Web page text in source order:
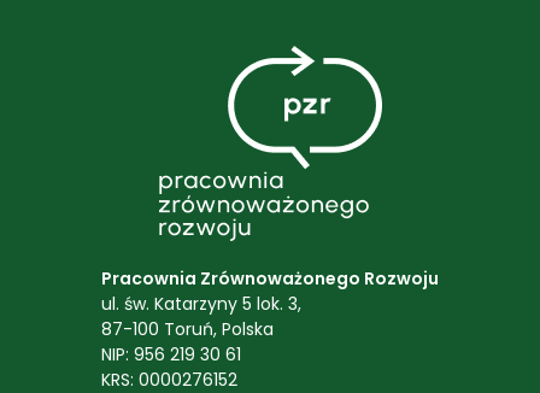
Pracownia Zrównoważonego Rozwoju
ul. św. Katarzyny 5 lok. 3,
87-100 Toruń, Polska
NIP: 956 219 30 61
KRS: 0000276152